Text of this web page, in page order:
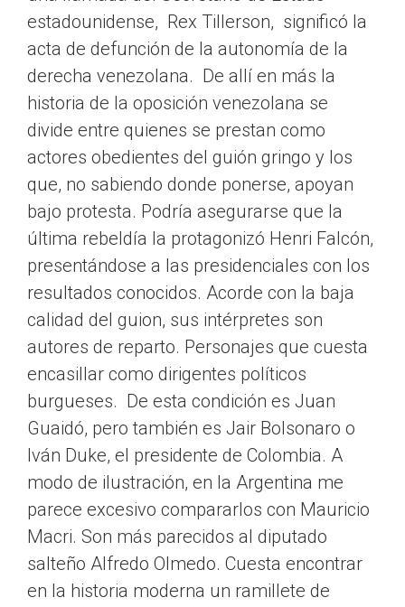
estadounidense, Rex Tillerson, significó la
acta de defunción de la autonomía de la
derecha venezolana. De allí en más la
historia de la oposición venezolana se
divide entre quienes se prestan como
actores obedientes del guión gringo y los
que, no sabiendo donde ponerse, apoyan
bajo protesta. Podría asegurarse que la
última rebeldía la protagonizó Henri Falcón,
presentándose a las presidenciales con los
resultados conocidos. Acorde con la baja
calidad del guion, sus intérpretes son
autores de reparto. Personajes que cuesta
encasillar como dirigentes políticos
burgueses. De esta condición es Juan
Guaidó, pero también es Jair Bolsonaro o
Iván Duke, el presidente de Colombia. A
modo de ilustración, en la Argentina me
parece excesivo compararlos con Mauricio
Macri. Son más parecidos al diputado
salteño Alfredo Olmedo. Cuesta encontrar
en la historia moderna un ramillete de